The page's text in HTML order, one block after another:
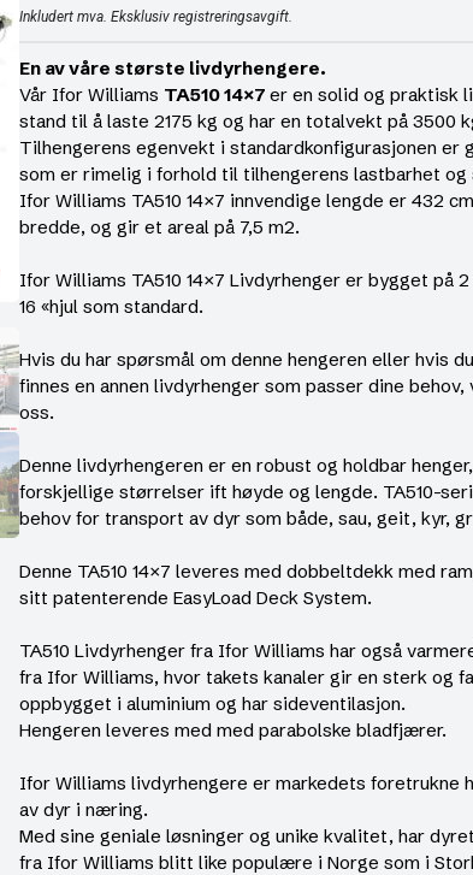
Inkludert mva. Eksklusiv registreringsavgift.
En av våre største livdyrhengere.
Vår Ifor Williams TA510 14×7 er en solid og praktisk
stand til å laste 2175 kg og har en totalvekt på 3500
Tilhengerens egenvekt i standardkonfigurasjonen er
som er rimelig i forhold til tilhengerens lastbarhet og
Ifor Williams TA510 14×7 innvendige lengde er 432
bredde, og gir et areal på 7,5 m2.
Ifor Williams TA510 14×7 Livdyrhenger er bygget på
16 «hjul som standard.
Hvis du har spørsmål om denne hengeren eller hvis
finnes en annen livdyrhenger som passer dine
oss.
Denne livdyrhengeren er en robust og holdbar
forskjellige størrelser ift høyde og lengde. TA510-
behov for transport av dyr som både, sau, geit, kyr,
Denne TA510 14×7 leveres med dobbeltdekk med
sitt patenterende EasyLoad Deck System.
TA510 Livdyrhenger fra Ifor Williams har også
fra Ifor Williams, hvor takets kanaler gir en sterk og
oppbygget i aluminium og har sideventilasjon.
Hengeren leveres med med parabolske bladfjærer.
Ifor Williams livdyrhengere er markedets foretrukne
av dyr i næring.
Med sine geniale løsninger og unike kvalitet, har
fra Ifor Williams blitt like populære i Norge som i